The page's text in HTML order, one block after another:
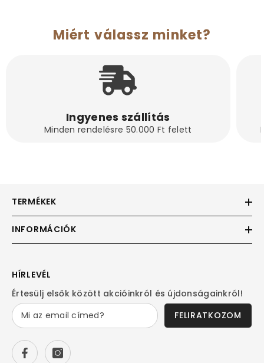
Miért válassz minket?
Ingyenes szállítás
Minden rendelésre 50.000 Ft felett
TERMÉKEK
INFORMÁCIÓK
HÍRLEVÉL
Értesülj elsők között akcióinkról és újdonságainkról!
FELIRATKOZOM